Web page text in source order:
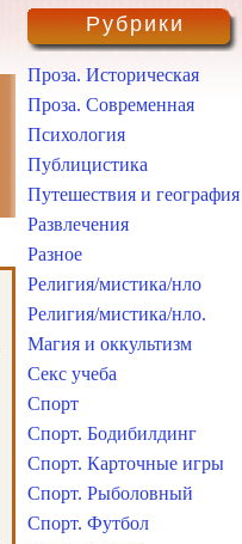
Рубрики
Проза. Историческая
Проза. Современная
Психология
Публицистика
Путешествия и география
Развлечения
Разное
Религия/мистика/нло
Религия/мистика/нло.
Магия и оккультизм
Секс учеба
Спорт
Спорт. Бодибилдинг
Спорт. Карточные игры
Спорт. Рыболовный
Спорт. Футбол